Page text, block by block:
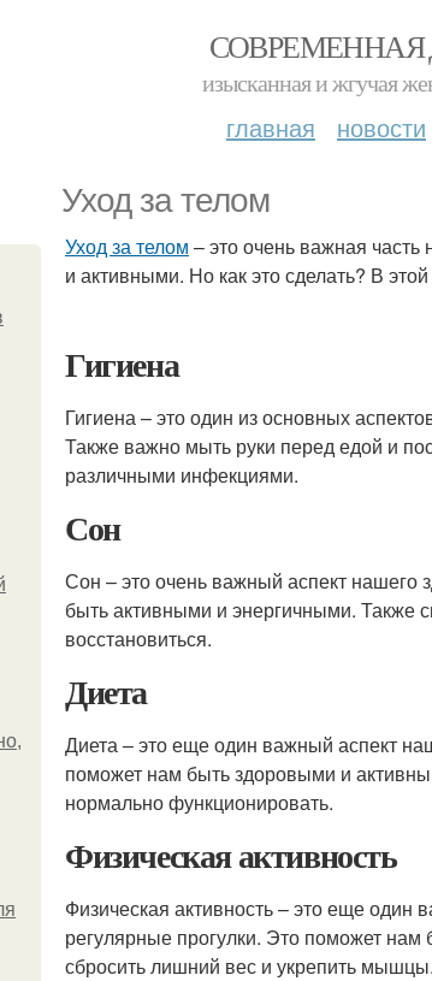
изысканная и жгучая
главная новости
Уход за телом
Уход за телом – это очень важная
и активными. Но как это сделать? В
Гигиена
Гигиена – это один из основных
Также важно мыть руки перед едой и
различными инфекциями.
Сон
Сон – это очень важный аспект нашего
быть активными и энергичными. Также
восстановиться.
Диета
Диета – это еще один важный аспект
поможет нам быть здоровыми и
нормально функционировать.
Физическая активность
Физическая активность – это еще
регулярные прогулки. Это поможет
сбросить лишний вес и укрепить мышцы.